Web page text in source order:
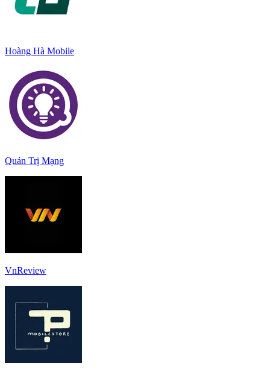
Hoàng Hà Mobile
Quản Trị Mạng
VnReview